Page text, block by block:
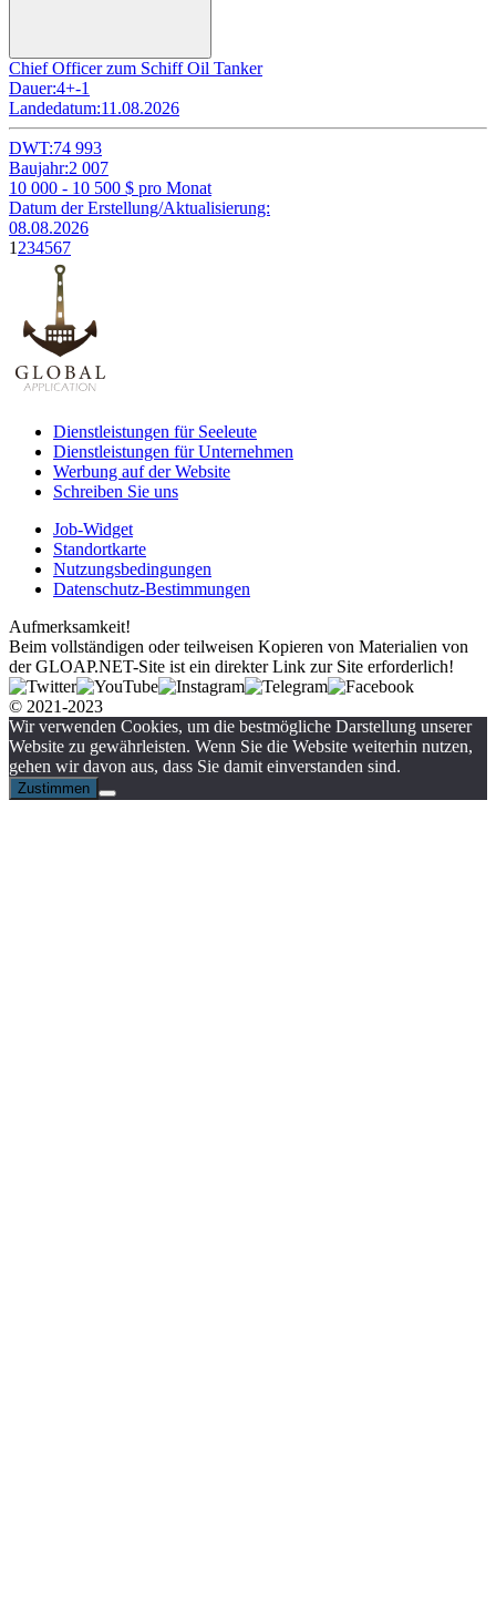
Chief Officer zum Schiff Oil Tanker
Dauer:4+-1
Landedatum:11.08.2026
DWT:74 993
Baujahr:2 007
10 000 - 10 500 $ pro Monat
Datum der Erstellung/Aktualisierung:
08.08.2026
1 234567
Dienstleistungen für Seeleute
Dienstleistungen für Unternehmen
Werbung auf der Website
Schreiben Sie uns
Job-Widget
Standortkarte
Nutzungsbedingungen
Datenschutz-Bestimmungen
Aufmerksamkeit!
Beim vollständigen oder teilweisen Kopieren von Materialien von
der GLOAP.NET-Site ist ein direkter Link zur Site erforderlich!
© 2021-2023
Wir verwenden Cookies, um die bestmögliche Darstellung unserer
Website zu gewährleisten. Wenn Sie die Website weiterhin nutzen,
gehen wir davon aus, dass Sie damit einverstanden sind.
Zustimmen